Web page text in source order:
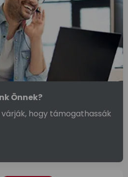
Önnek?
hogy támogathassák